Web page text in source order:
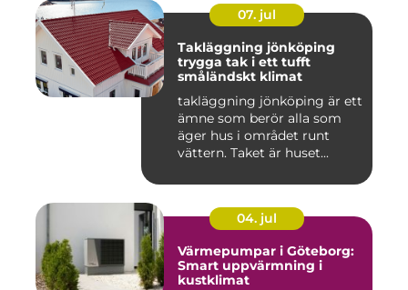
07. jul
Takläggning jönköping
trygga tak i ett tufft
småländskt klimat
takläggning jönköping är ett
ämne som berör alla som
äger hus i området runt
vättern. Taket är huset...
04. jul
Värmepumpar i Göteborg:
Smart uppvärmning i
kustklimat